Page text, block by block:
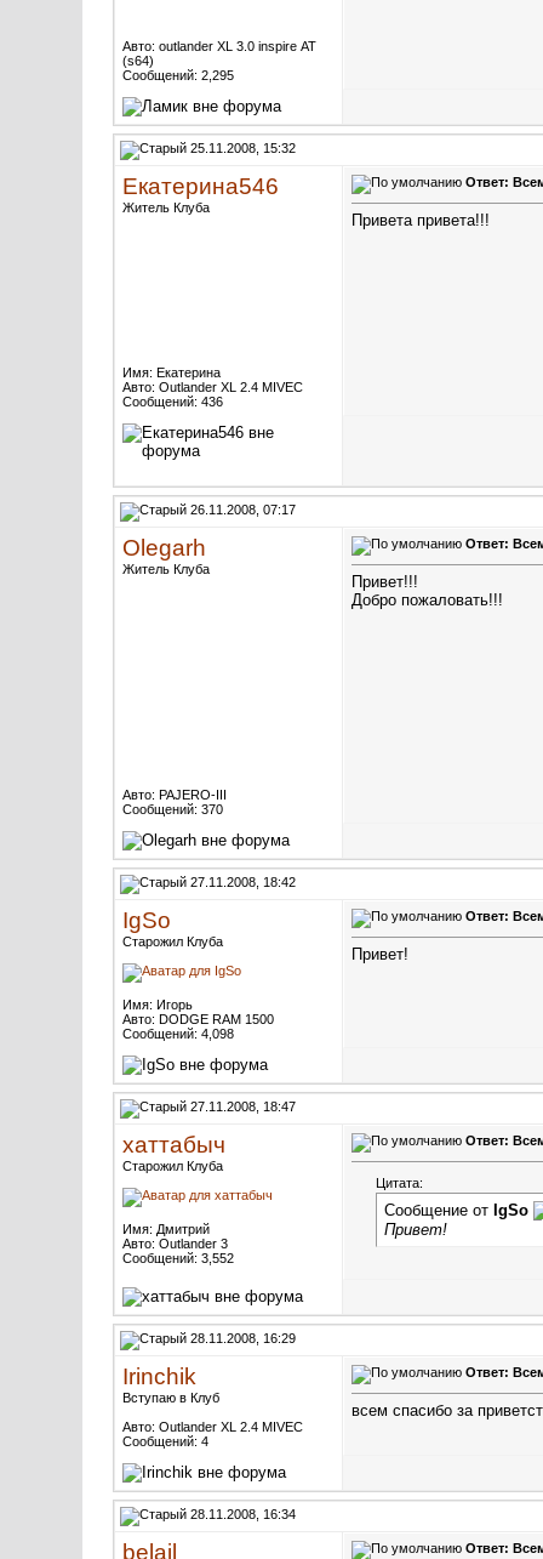
Авто: outlander XL 3.0 inspire АТ
(s64)
Сообщений: 2,295
25.11.2008, 15:32
Екатерина546
Житель Клуба
Имя: Екатерина
Авто: Outlander XL 2.4 MIVEC
Сообщений: 436
Ответ:
Привета привета!!!
26.11.2008, 07:17
Olegarh
Житель Клуба
Авто: PAJERO-III
Сообщений: 370
Ответ:
Привет!!!
Добро пожаловать!!!
27.11.2008, 18:42
IgSo
Старожил Клуба
Имя: Игорь
Авто: DODGE RAM 1500
Сообщений: 4,098
Ответ:
Привет!
27.11.2008, 18:47
хаттабыч
Старожил Клуба
Имя: Дмитрий
Авто: Outlander 3
Сообщений: 3,552
Ответ:
Цитата:
Сообщение от IgSo
Привет!
28.11.2008, 16:29
Irinchik
Вступаю в Клуб
Авто: Outlander XL 2.4 MIVEC
Сообщений: 4
Ответ:
всем спасибо за
28.11.2008, 16:34
belail Ответ: